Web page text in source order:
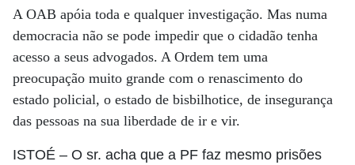
A OAB apóia toda e qualquer investigação. Mas numa
democracia não se pode impedir que o cidadão tenha
acesso a seus advogados. A Ordem tem uma
preocupação muito grande com o renascimento do
estado policial, o estado de bisbilhotice, de insegurança
das pessoas na sua liberdade de ir e vir.
ISTOÉ – O sr. acha que a PF faz mesmo prisões